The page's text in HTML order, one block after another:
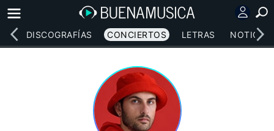
DISCOGRAFÍAS CONCIERTOS LETRAS NOTICIAS